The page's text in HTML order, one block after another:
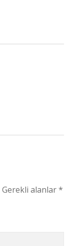
Gerekli alanlar*